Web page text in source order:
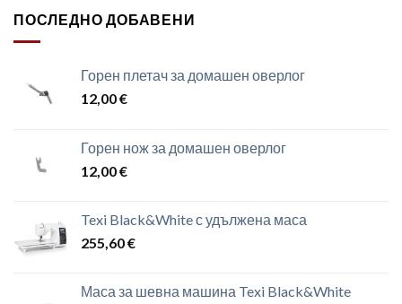
ПОСЛЕДНО ДОБАВЕНИ
Горен плетач за домашен оверлог
12,00€
Горен нож за домашен оверлог
12,00€
Texi Black&White с удължена маса
255,60€
Маса за шевна машина Texi Black&White